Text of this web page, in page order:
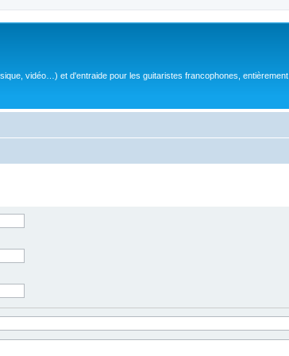
vidéo…) et d'entraide pour les guitaristes francophones, entièrement